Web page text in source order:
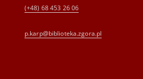
(+48) 68 453 26 06
p.karp@biblioteka.zgora.pl